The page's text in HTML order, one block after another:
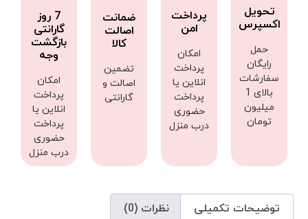
تحویل
اکسپرس
حمل
رایگان
سفارشات
بالای 1
میلیون
تومان
پرداخت
امن
امکان
پرداخت
انلاین یا
پرداخت
حضوری
درب منزل
ضمانت
اصالت
کالا
تضمین
اصالت و
گارانتی
7 روز
گارانتی
بازگشت
وجه
امکان
پرداخت
انلاین یا
پرداخت
حضوری
درب منزل
توضیحات تکمیلی نظرات (0)